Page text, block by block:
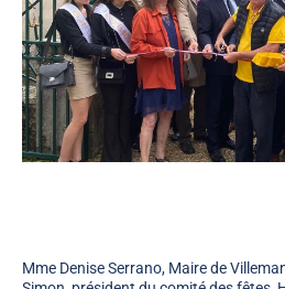
Mme Denise Serrano, Maire de